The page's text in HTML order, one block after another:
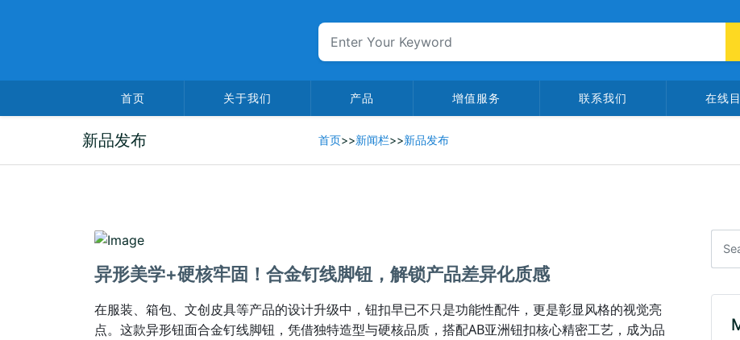
首页 关于我们 产品 增值服务 联系我们 在线
新品发布 首页>>新闻栏>>新品发布
2025-12-17
异形美学+硬核牢固！合金钉线脚钮，解锁产品差异化质感
在服装、箱包、文创皮具等产品的设计升级中，钮扣早已不只是功能性配件，更是彰显风格的视觉亮
点。这款异形钮面合金钉线脚钮，凭借独特造型与硬核品质，搭配AB亚洲钮扣核心精密工艺，成为品